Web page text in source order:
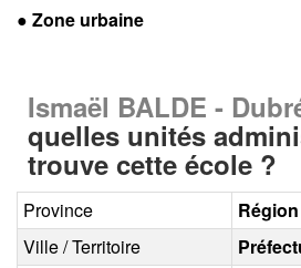
● Zone urbaine
Ismaël BALDE -
quelles unités
trouve cette école ?
Province
Ville / Territoire